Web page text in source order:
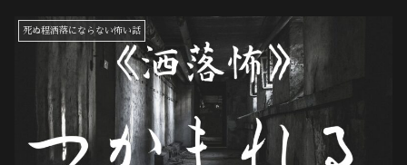
死ぬ程洒落にならない怖い話